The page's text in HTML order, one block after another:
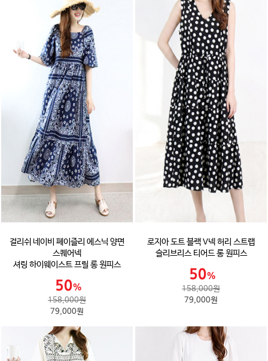
걸리쉬 네이비 페이즐리 에스닉 양면
스퀘어넥
셔링 하이웨이스트 프릴 롱 원피스
158,000원
79,000원
로지아 도트 블랙 V넥 허리 스트랩
슬리브리스 티어드 롱 원피스
158,000원
79,000원